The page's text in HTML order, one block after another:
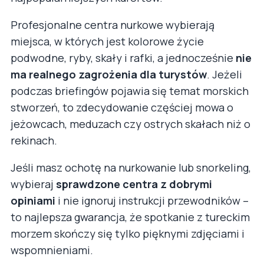
Profesjonalne centra nurkowe wybierają
miejsca, w których jest kolorowe życie
podwodne, ryby, skały i rafki, a jednocześnie nie
ma realnego zagrożenia dla turystów. Jeżeli
podczas briefingów pojawia się temat morskich
stworzeń, to zdecydowanie częściej mowa o
jeżowcach, meduzach czy ostrych skałach niż o
rekinach.
Jeśli masz ochotę na nurkowanie lub snorkeling,
wybieraj sprawdzone centra z dobrymi
opiniami i nie ignoruj instrukcji przewodników –
to najlepsza gwarancja, że spotkanie z tureckim
morzem skończy się tylko pięknymi zdjęciami i
wspomnieniami.